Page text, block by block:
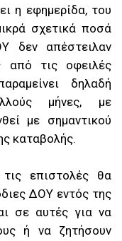
η εφημερίδα, του
σχετικά ποσά
δεν απέστειλαν
από τις οφειλές
δηλαδή
μήνες, με
με σημαντικού
καταβολής.
επιστολές θα
ΔΟΥ εντός της
σε αυτές για να
ή να ζητήσουν